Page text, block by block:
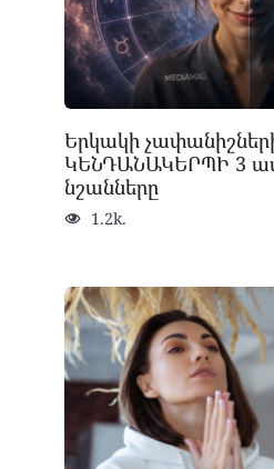
Երկակի
ԿԵՆԴԱՆԱԿԵՐՊԻ 3
նշանները
1.2k.